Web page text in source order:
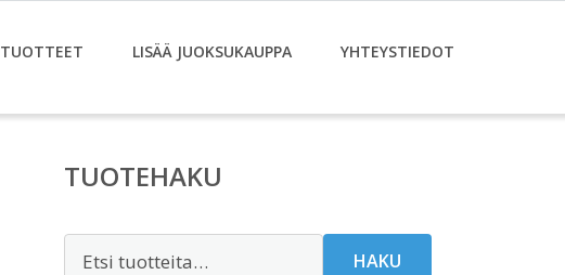
TUOTTEET LISÄÄ JUOKSUKAUPPA YHTEYSTIEDOT
TUOTEHAKU
HAKU